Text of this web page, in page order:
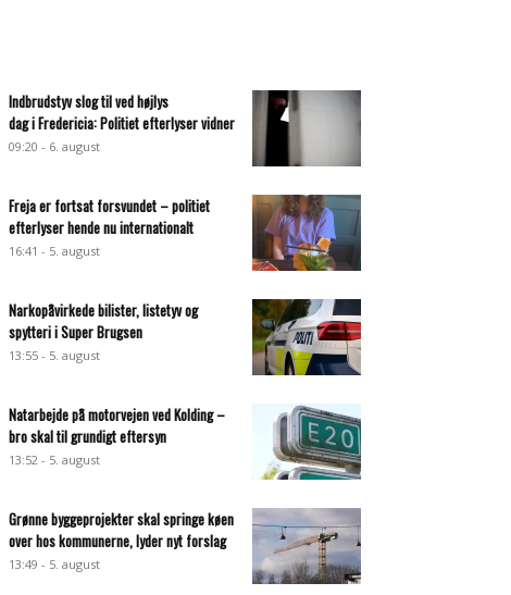
Indbrudstyv slog til ved højlys
dag i Fredericia: Politiet efterlyser vidner
09:20 - 6. august
Freja er fortsat forsvundet – politiet
efterlyser hende nu internationalt
16:41 - 5. august
Narkopåvirkede bilister, listetyv og
spytteri i Super Brugsen
13:55 - 5. august
Natarbejde på motorvejen ved Kolding –
bro skal til grundigt eftersyn
13:52 - 5. august
Grønne byggeprojekter skal springe køen
over hos kommunerne, lyder nyt forslag
13:49 - 5. august